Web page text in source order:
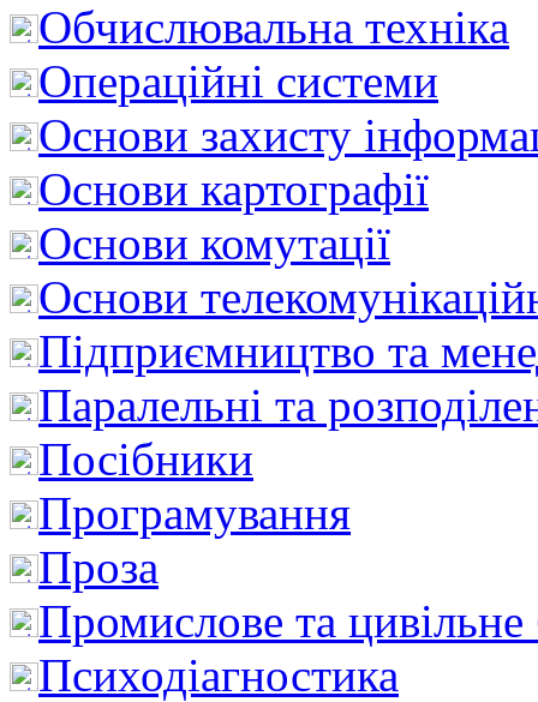
Обчислювальна техніка
Операційні системи
Основи захисту
Основи картографії
Основи комутації
Основи
Підприємництво та
Паралельні та
Посібники
Програмування
Проза
Промислове та цивільне
Психодіагностика